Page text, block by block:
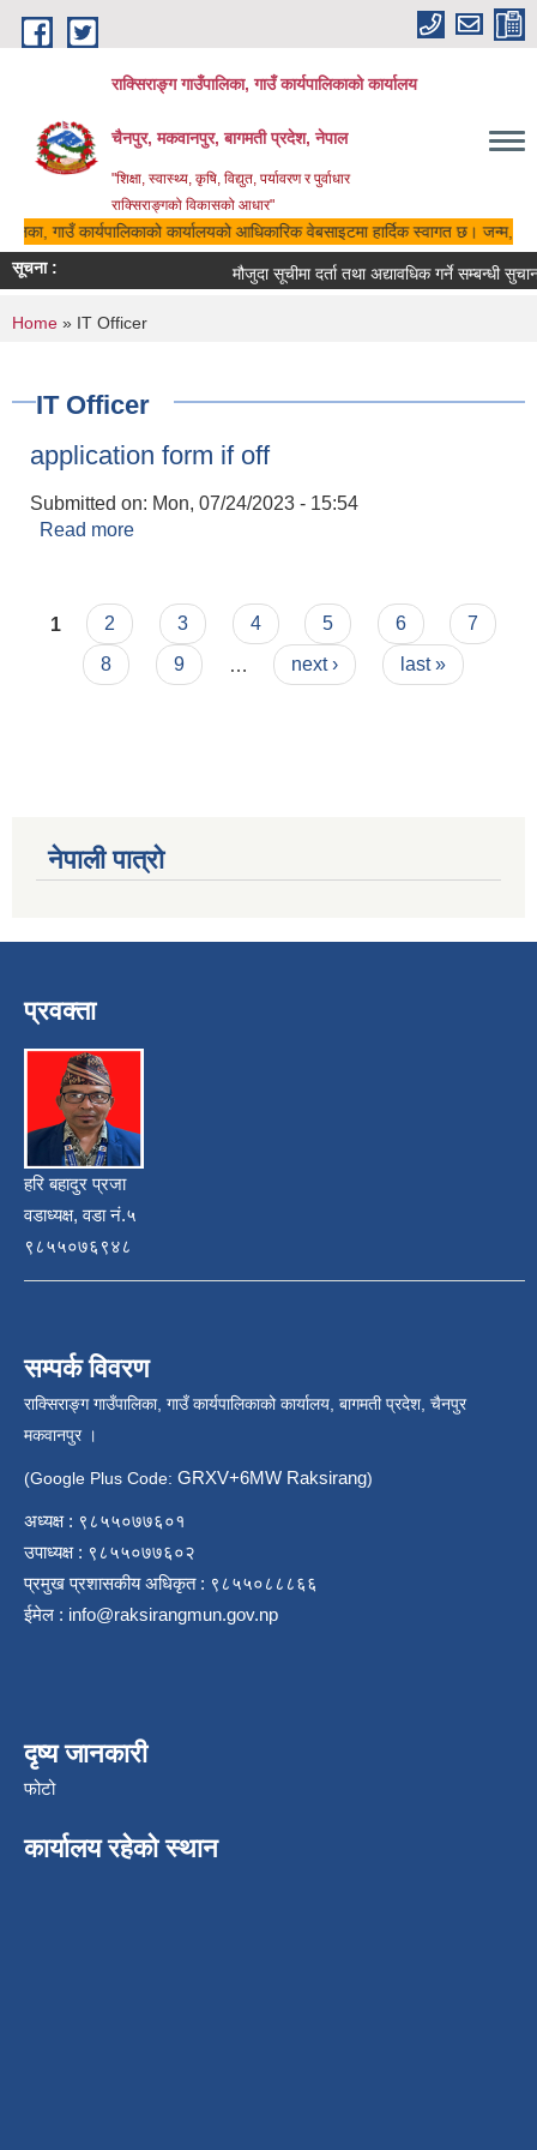
Skip to main content
राक्सिराङ्ग गाउँपालिका, गाउँ कार्यपालिकाको कार्यालय
चैनपुर, मकवानपुर, बागमती प्रदेश, नेपाल
"शिक्षा, स्वास्थ्य, कृषि, विद्युत, पर्यावरण र पुर्वाधार
राक्सिराङ्गको विकासको आधार"
गाउँ कार्यपालिकाको कार्यालयको आधिकारिक वेबसाइटमा हार्दिक स्वागत छ।
सूचना :
मौजुदा सूचीमा दर्ता तथा अद्यावधिक गर्ने सम्बन्धी
You are here
Home » IT Officer
IT Officer
application form if off
Submitted on: Mon, 07/24/2023 - 15:54
Read more
Pages
1 2 3 4 5 6
7
8
9 next › last »
नेपाली पात्रो
प्रवक्ता
हरि बहादुर प्रजा
वडाध्यक्ष, वडा नं.५
९८५५०७६९४८
सम्पर्क विवरण
राक्सिराङ्ग गाउँपालिका, गाउँ कार्यपालिकाको कार्यालय, बागमती प्रदेश, चैनपुर
मकवानपुर ।
(Google Plus Code: GRXV+6MW Raksirang)
अध्यक्ष : ९८५५०७७६०१
उपाध्यक्ष : ९८५५०७७६०२
प्रमुख प्रशासकीय अधिकृत : ९८५५०८८८६६
ईमेल : info@raksirangmun.gov.np
दृष्य जानकारी
फोटो
कार्यालय रहेको स्थान